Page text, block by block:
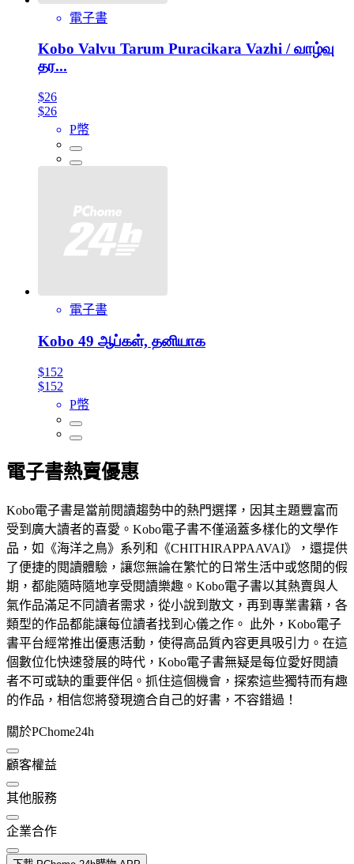
電子書
Kobo Valvu Tarum Puracikara Vazhi / வாழ்வு
தர...
$26
$26
P幣
電子書
Kobo 49 ஆப்கள், தனியாக
$152
$152
P幣
電子書熱賣優惠
Kobo電子書是當前閱讀趨勢中的熱門選擇，因其主題豐富而
受到廣大讀者的喜愛。Kobo電子書不僅涵蓋多樣化的文學作
品，如《海洋之鳥》系列和《CHITHIRAPPAAVAI》，還提供
了便捷的閱讀體驗，讓您無論在繁忙的日常生活中或悠閒的假
期，都能隨時隨地享受閱讀樂趣。Kobo電子書以其熱賣與人
氣作品滿足不同讀者需求，從小說到散文，再到專業書籍，各
類型的作品都能讓每位讀者找到心儀之作。 此外，Kobo電子
書平台經常推出優惠活動，使得高品質內容更具吸引力。在這
個數位化快速發展的時代，Kobo電子書無疑是每位愛好閱讀
者不可或缺的重要伴侶。抓住這個機會，探索這些獨特而有趣
的作品，相信您將發現適合自己的好書，不容錯過！
關於PChome24h
顧客權益
其他服務
企業合作